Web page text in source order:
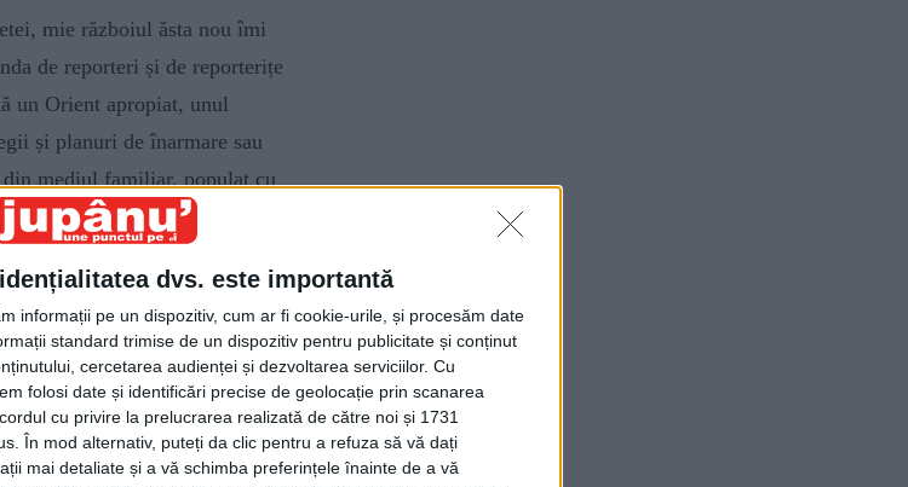
dvs. este importantă
informații pe un dispozitiv, cum ar fi cookie-urile, și procesăm date
standard trimise de un dispozitiv pentru publicitate și conținut
cercetarea audienței și dezvoltarea serviciilor. Cu
folosi date și identificări precise de geolocație prin scanarea
cu privire la prelucrarea realizată de către noi și 1731
În mod alternativ, puteți da clic pentru a refuza să vă dați
mai detaliate și a vă schimba preferințele înainte de a vă
mie războiul ăsta nou îmi
de reporteri și de reporterițe
un Orient apropiat, unul
și planuri de înarmare sau
mediul familiar, populat cu
în spațiul arab cu
unde-i Burjul mai… Khaliffa!,
e, ați ghicit!, domnișorul
ba din aeroportul
și tot ce încearcă să
ei, asta cam pe cînd era el în
din gramatica limbii române
pus să îngaime ceva despre